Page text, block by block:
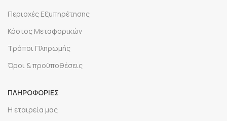
Περιοχές Εξυπηρέτησης
Κόστος Μεταφορικών
Τρόποι Πληρωμής
Όροι & προϋποθέσεις
ΠΛΗΡΟΦΟΡΙΕΣ
Η εταιρεία μας